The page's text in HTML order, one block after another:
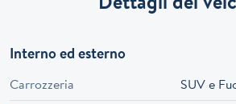
Interno ed esterno
Carrozzeria
SUV e